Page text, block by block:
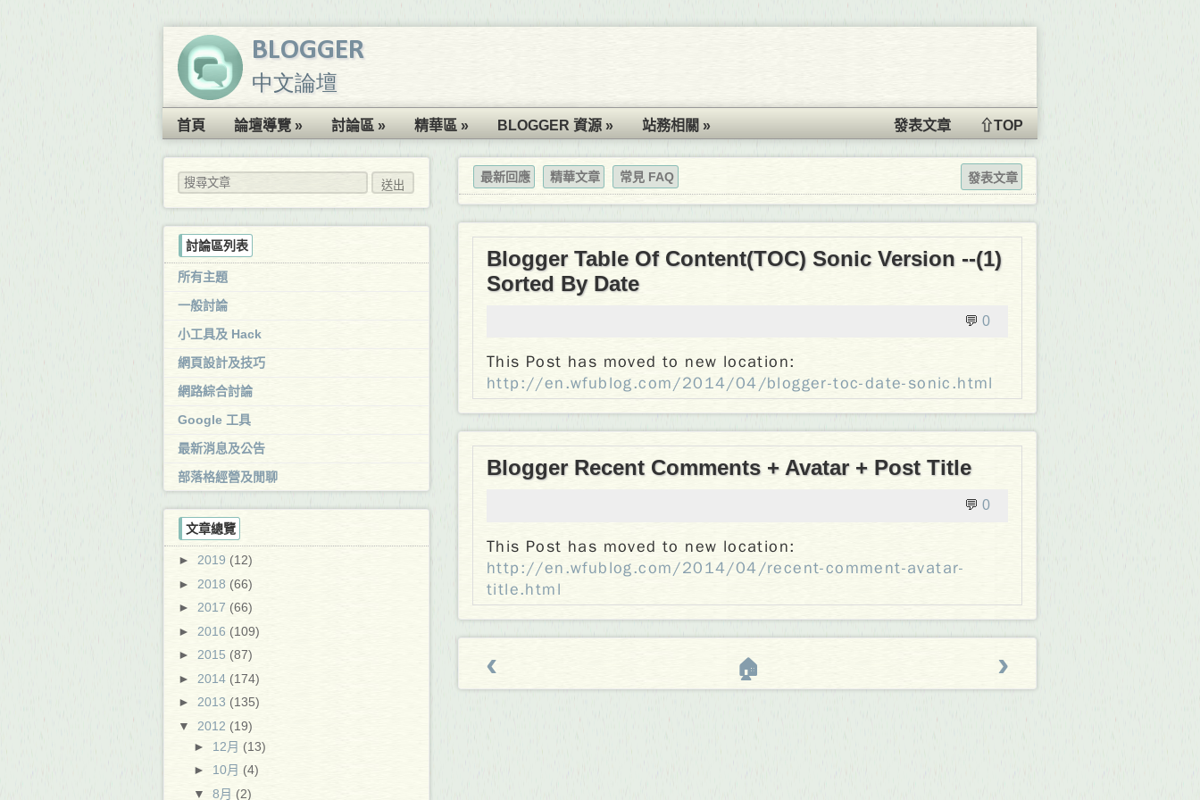
BLOGGER
中文論壇
首頁 論壇導覽 » 討論區 » 精華區 » BLOGGER 資源 » 站務相關 » ⇧TOP
發表文章
最新回應 精華文章 常見 FAQ 發表文章
Blogger Table Of Content(TOC) Sonic Version --(1)
Sorted By Date
💬 0
This Post has moved to new location:
http://en.wfublog.com/2014/04/blogger-toc-date-sonic.html
Blogger Recent Comments + Avatar + Post Title
💬 0
This Post has moved to new location:
http://en.wfublog.com/2014/04/recent-comment-avatar-
title.html
‹ ›
🏠
討論區列表
所有主題
一般討論
小工具及 Hack
網頁設計及技巧
網路綜合討論
Google 工具
最新消息及公告
部落格經營及閒聊
文章總覽
► 2019 (12)
► 2018 (66)
► 2017 (66)
► 2016 (109)
► 2015 (87)
► 2014 (174)
► 2013 (135)
▼ 2012 (19)
► 12月 (13)
► 10月 (4)
▼ 8月 (2)